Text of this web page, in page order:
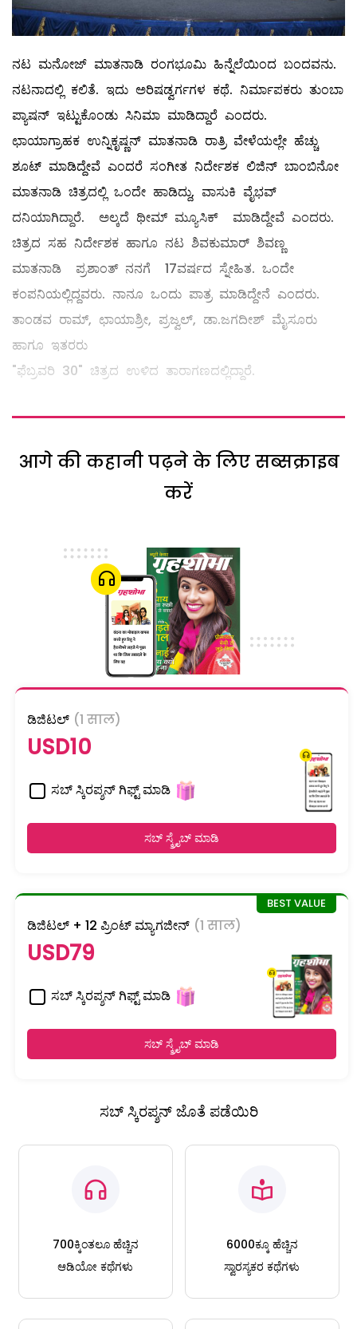
ನಟ ಮನೋಜ್ ಮಾತನಾಡಿ ರಂಗಭೂಮಿ ಹಿನ್ನೆಲೆಯಿಂದ ಬಂದವನು.
ನಟನಾದಲ್ಲಿ ಕಲಿತೆ. ಇದು ಅರಿಷಡ್ವರ್ಗಗಳ ಕಥೆ. ನಿರ್ಮಾಪಕರು ತುಂಬಾ
ಪ್ಯಾಷನ್ ಇಟ್ಟುಕೊಂಡು ಸಿನಿಮಾ ಮಾಡಿದ್ದಾರೆ ಎಂದರು.
ಛಾಯಾಗ್ರಾಹಕ ಉನ್ನಿಕೃಷ್ಣನ್ ಮಾತನಾಡಿ ರಾತ್ರಿ ವೇಳೆಯಲ್ಲೇ ಹೆಚ್ಚು
ಶೂಟ್ ಮಾಡಿದ್ದೇವೆ ಎಂದರೆ ಸಂಗೀತ ನಿರ್ದೇಶಕ ಲಿಜಿನ್ ಬಾಂಬಿನೋ
ಮಾತನಾಡಿ ಚಿತ್ರದಲ್ಲಿ ಒಂದೇ ಹಾಡಿದ್ದು, ವಾಸುಕಿ ವೈಭವ್
ದನಿಯಾಗಿದ್ದಾರೆ. ಅಲ್ಕದೆ ಥೀಮ್ ಮ್ಯೂಸಿಕ್ ಮಾಡಿದ್ದೇವೆ ಎಂದರು.
ಚಿತ್ರದ ಸಹ ನಿರ್ದೇಶಕ ಹಾಗೂ ನಟ ಶಿವಕುಮಾರ್ ಶಿವಣ್ಣ
ಮಾತನಾಡಿ ಪ್ರಶಾಂತ್ ನನಗೆ 17ವರ್ಷದ ಸ್ನೇಹಿತ. ಒಂದೇ
ಕಂಪನಿಯಲ್ಲಿದ್ದವರು. ನಾನೂ ಒಂದು ಪಾತ್ರ ಮಾಡಿದ್ದೇನೆ ಎಂದರು.
ತಾಂಡವ ರಾಮ್, ಛಾಯಾಶ್ರೀ, ಪ್ರಜ್ವಲ್, ಡಾ.ಜಗದೀಶ್ ಮೈಸೂರು
ಹಾಗೂ ಇತರರು
"ಫೆಬ್ರವರಿ 30" ಚಿತ್ರದ ಉಳಿದ ತಾರಾಗಣದಲ್ಲಿದ್ದಾರೆ.
आगे की कहानी पढ़ने के लिए सब्सक्राइब
करें
ಡಿಜಿಟಲ್ (1 साल)
USD10
ಸಬ್ ಸ್ಕಿರಪ್ಶನ್ ಗಿಫ್ಟ್ ಮಾಡಿ
ಸಬ್ ಸ್ಕ್ರೈಬ್ ಮಾಡಿ
ಡಿಜಿಟಲ್ + 12 ಪ್ರಿಂಟ್ ಮ್ಯಾಗಜೀನ್ (1 साल)
USD79
ಸಬ್ ಸ್ಕಿರಪ್ಶನ್ ಗಿಫ್ಟ್ ಮಾಡಿ
ಸಬ್ ಸ್ಕ್ರೈಬ್ ಮಾಡಿ
ಸಬ್ ಸ್ಕಿರಪ್ಶನ್ ಜೊತೆ ಪಡೆಯಿರಿ
700ಕ್ಕಿಂತಲೂ ಹೆಚ್ಚಿನ
ಆಡಿಯೋ ಕಥೆಗಳು
6000ಕ್ಕೂ ಹೆಚ್ಚಿನ
ಸ್ವಾರಸ್ಯಕರ ಕಥೆಗಳು